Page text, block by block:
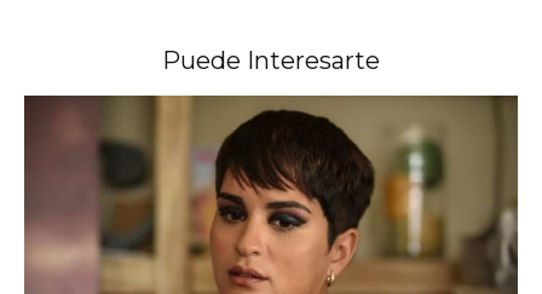
Puede Interesarte